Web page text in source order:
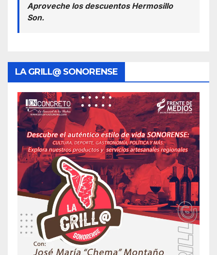
Aproveche los descuentos Hermosillo
Son.
LA GRILL@ SONORENSE